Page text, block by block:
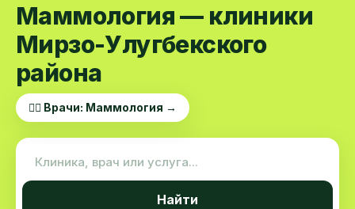
Маммология — клиники
Мирзо-Улугбекского
района
👨‍⚕️ Врачи: Маммология →
Найти